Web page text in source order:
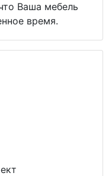
Ваша мебель
время.